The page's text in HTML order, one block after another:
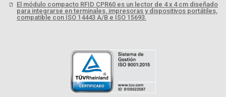
El módulo compacto RFID CPR60 es un lector de 4 x 4 cm diseñado
para integrarse en terminales, impresoras y dispositivos portátiles,
compatible con ISO 14443 A/B e ISO 15693.